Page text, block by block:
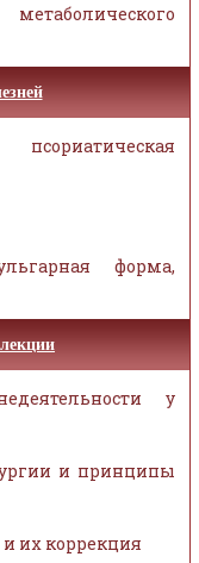
форма,
у
и принципы
их коррекция